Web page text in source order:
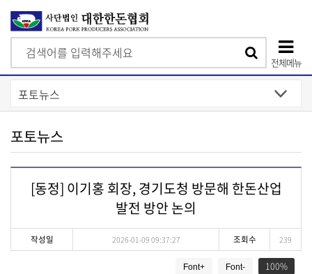
색
전체메뉴
상
단
모
바
일
포토뉴스
[동정] 이기홍 회장, 경기도청 방문해 한돈산업
발전 방안 논의
작성일 2026-01-09 09:37:27 조회수 239
100
Font+ Font-